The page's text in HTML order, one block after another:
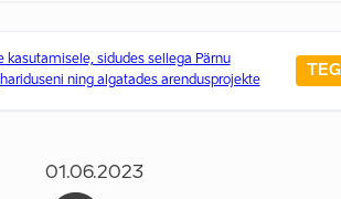
sidudes sellega Pärnu
ning algatades arendusprojekte
01.06.2023